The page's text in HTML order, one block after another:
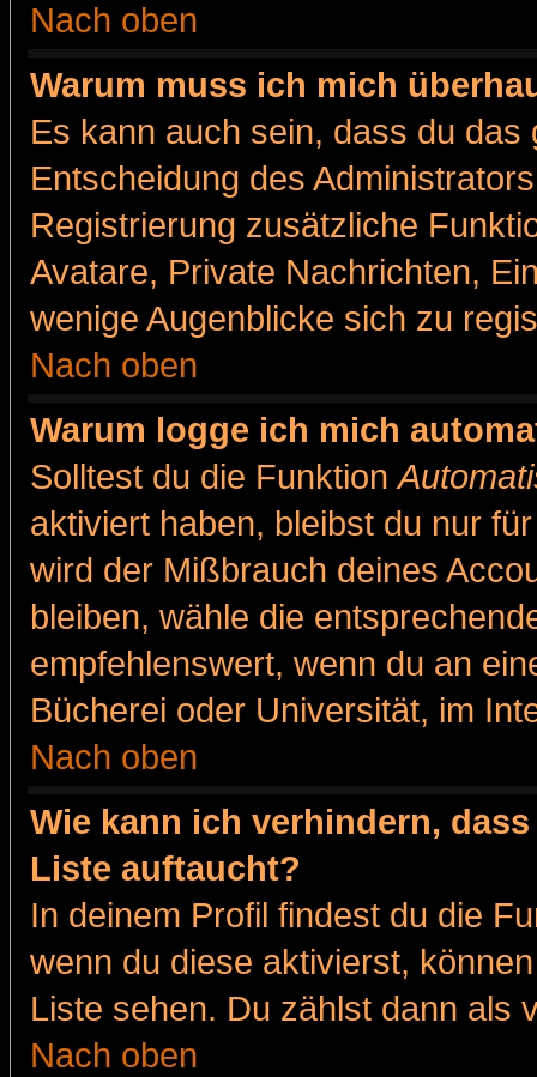
Nach oben
Warum muss ich mich
Es kann auch sein, dass du
Entscheidung des
Registrierung zusätzliche
Avatare, Private Nachrichten,
wenige Augenblicke sich zu
Nach oben
Warum logge ich mich
Solltest du die Funktion
aktiviert haben, bleibst du nur
wird der Mißbrauch deines
bleiben, wähle die
empfehlenswert, wenn du an
Bücherei oder Universität, im
Nach oben
Wie kann ich verhindern,
Liste auftaucht?
In deinem Profil findest du die
wenn du diese aktivierst,
Liste sehen. Du zählst dann als
Nach oben